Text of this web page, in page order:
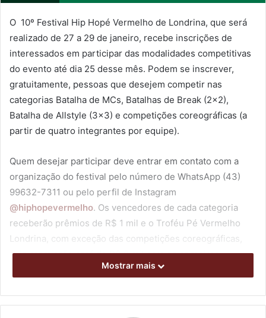
O 10º Festival Hip Hopé Vermelho de Londrina, que será
realizado de 27 a 29 de janeiro, recebe inscrições de
interessados em participar das modalidades competitivas
do evento até dia 25 desse mês. Podem se inscrever,
gratuitamente, pessoas que desejem competir nas
categorias Batalha de MCs, Batalhas de Break (2×2),
Batalha de Allstyle (3×3) e competições coreográficas (a
partir de quatro integrantes por equipe).
Quem desejar participar deve entrar em contato com a
organização do festival pelo número de WhatsApp (43)
99632-7311 ou pelo perfil de Instagram
@hiphopevermelho. Os vencedores de cada categoria
receberão prêmios de R$ 1 mil e o Troféu Pé Vermelho
Londrina, com exceção das competições coreográficas,
cuja premiação será de R$ 2 mil para os primeiros
colocados. O Festival Hip Hopé Vermelho conta com
Mostrar mais